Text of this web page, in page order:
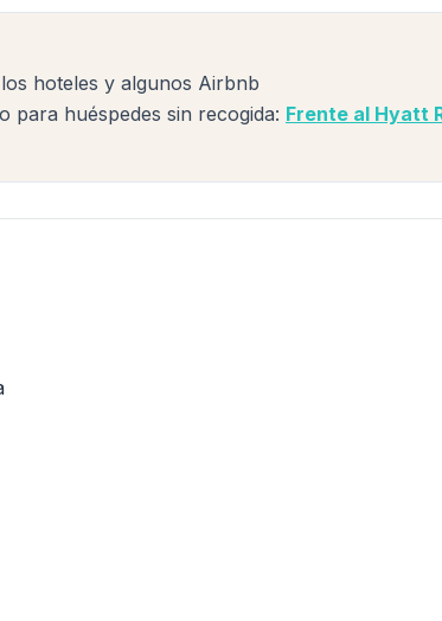
hoteles y algunos Airbnb
para huéspedes sin recogida: Frente al Hyatt